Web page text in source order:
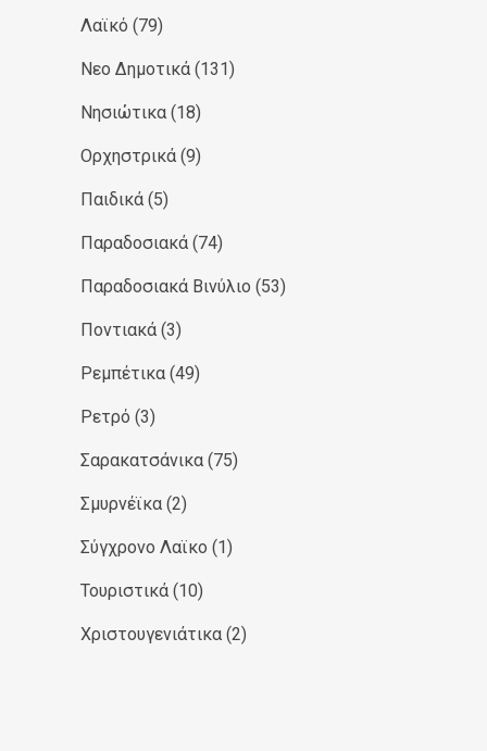
Λαϊκό (79)
Νεο Δημοτικά (131)
Νησιώτικα (18)
Ορχηστρικά (9)
Παιδικά (5)
Παραδοσιακά (74)
Παραδοσιακά Βινύλιο (53)
Ποντιακά (3)
Ρεμπέτικα (49)
Ρετρό (3)
Σαρακατσάνικα (75)
Σμυρνέϊκα (2)
Σύγχρονο Λαϊκο (1)
Τουριστικά (10)
Χριστουγενιάτικα (2)